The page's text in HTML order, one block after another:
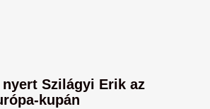
Szilágyi Erik az
kupán